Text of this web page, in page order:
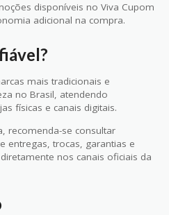
disponíveis no Viva Cupom
adicional na compra.
mais tradicionais e
no Brasil, atendendo
físicas e canais digitais.
recomenda-se consultar
entregas, trocas, garantias e
nos canais oficiais da